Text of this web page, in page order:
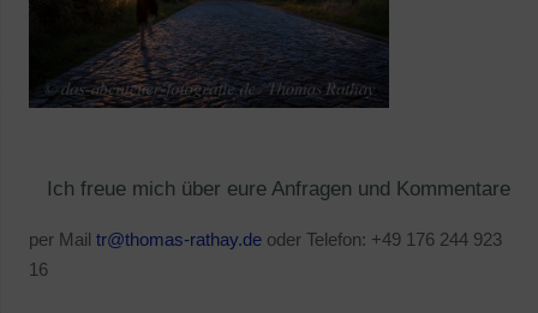
Ich freue mich über eure Anfragen und Kommentare
per Mail tr@thomas-rathay.deoder Telefon: +49 176 244 923
16